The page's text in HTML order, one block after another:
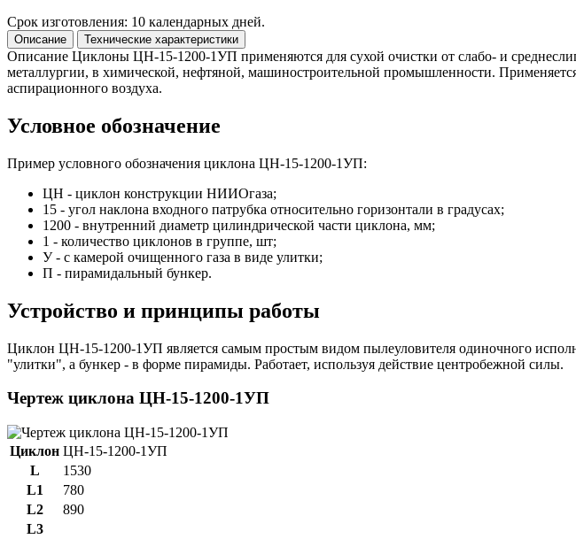
Срок изготовления: 10 календарных дней.
Описание Технические характеристики
Описание Циклоны ЦН-15-1200-1УП применяются для сухой очистки от слабо- и
металлургии, в химической, нефтяной, машиностроительной промышленности.
аспирационного воздуха.
Условное обозначение
Пример условного обозначения циклона ЦН-15-1200-1УП:
ЦН - циклон конструкции НИИОгаза;
15 - угол наклона входного патрубка относительно горизонтали в градусах;
1200 - внутренний диаметр цилиндрической части циклона, мм;
1 - количество циклонов в группе, шт;
У - с камерой очищенного газа в виде улитки;
П - пирамидальный бункер.
Устройство и принципы работы
Циклон ЦН-15-1200-1УП является самым простым видом пылеуловителя одиночного
"улитки", а бункер - в форме пирамиды. Работает, используя действие центробежной силы.
Чертеж циклона ЦН-15-1200-1УП
Циклон ЦН-15-1200-1УП
L
1530
L1
780
L2
890
L3